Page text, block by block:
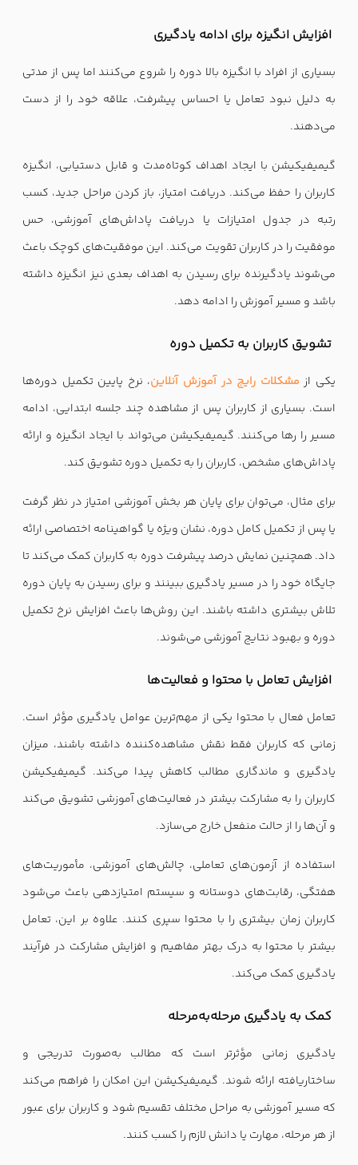
افزایش انگیزه برای ادامه یادگیری
بسیاری از افراد با انگیزه بالا دوره را شروع می‌کنند اما پس از مدتی
به دلیل نبود تعامل یا احساس پیشرفت، علاقه خود را از دست
می‌دهند.
گیمیفیکیشن با ایجاد اهداف کوتاه‌مدت و قابل دستیابی، انگیزه
کاربران را حفظ می‌کند. دریافت امتیاز، باز کردن مراحل جدید، کسب
رتبه در جدول امتیازات یا دریافت پاداش‌های آموزشی، حس
موفقیت را در کاربران تقویت می‌کند. این موفقیت‌های کوچک باعث
می‌شوند یادگیرنده برای رسیدن به اهداف بعدی نیز انگیزه داشته
باشد و مسیر آموزش را ادامه دهد.
تشویق کاربران به تکمیل دوره
یکی از مشکلات رایج در آموزش آنلاین، نرخ پایین تکمیل دوره‌ها
است. بسیاری از کاربران پس از مشاهده چند جلسه ابتدایی، ادامه
مسیر را رها می‌کنند. گیمیفیکیشن می‌تواند با ایجاد انگیزه و ارائه
پاداش‌های مشخص، کاربران را به تکمیل دوره تشویق کند.
برای مثال، می‌توان برای پایان هر بخش آموزشی امتیاز در نظر گرفت
یا پس از تکمیل کامل دوره، نشان ویژه یا گواهینامه اختصاصی ارائه
داد. همچنین نمایش درصد پیشرفت دوره به کاربران کمک می‌کند تا
جایگاه خود را در مسیر یادگیری ببینند و برای رسیدن به پایان دوره
تلاش بیشتری داشته باشند. این روش‌ها باعث افزایش نرخ تکمیل
دوره و بهبود نتایج آموزشی می‌شوند.
افزایش تعامل با محتوا و فعالیت‌ها
تعامل فعال با محتوا یکی از مهم‌ترین عوامل یادگیری مؤثر است.
زمانی که کاربران فقط نقش مشاهده‌کننده داشته باشند، میزان
یادگیری و ماندگاری مطالب کاهش پیدا می‌کند. گیمیفیکیشن
کاربران را به مشارکت بیشتر در فعالیت‌های آموزشی تشویق می‌کند
و آن‌ها را از حالت منفعل خارج می‌سازد.
استفاده از آزمون‌های تعاملی، چالش‌های آموزشی، مأموریت‌های
هفتگی، رقابت‌های دوستانه و سیستم امتیازدهی باعث می‌شود
کاربران زمان بیشتری را با محتوا سپری کنند. علاوه بر این، تعامل
بیشتر با محتوا به درک بهتر مفاهیم و افزایش مشارکت در فرآیند
یادگیری کمک می‌کند.
کمک به یادگیری مرحله‌به‌مرحله
یادگیری زمانی مؤثرتر است که مطالب به‌صورت تدریجی و
ساختاریافته ارائه شوند. گیمیفیکیشن این امکان را فراهم می‌کند
که مسیر آموزشی به مراحل مختلف تقسیم شود و کاربران برای عبور
از هر مرحله، مهارت یا دانش لازم را کسب کنند.